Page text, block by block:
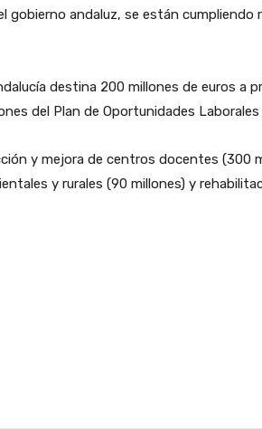
gobierno andaluz, se están cumpliendo
destina 200 millones de euros a
del Plan de Oportunidades Laborales
y mejora de centros docentes (300
y rurales (90 millones) y